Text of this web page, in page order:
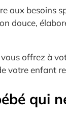
aux besoins
douce,
offrez à
votre enfant
qui